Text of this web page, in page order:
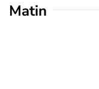
Matin